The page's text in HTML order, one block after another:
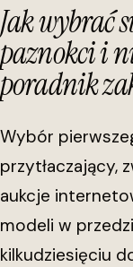
Jak wybrać
paznokci i
poradnik
Wybór
przytłaczający,
aukcje
modeli w
kilkudziesięciu